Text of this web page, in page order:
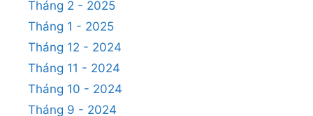
Tháng 2 - 2025
Tháng 1 - 2025
Tháng 12 - 2024
Tháng 11 - 2024
Tháng 10 - 2024
Tháng 9 - 2024